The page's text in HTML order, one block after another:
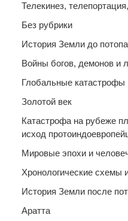
Телекинез,
Без рубрики
История Земли до
Войны богов, демонов и
Глобальные катастрофы
Золотой век
Катастрофа на рубеже
исход
Мировые эпохи и
Хронологические схемы
История Земли после
Аратта